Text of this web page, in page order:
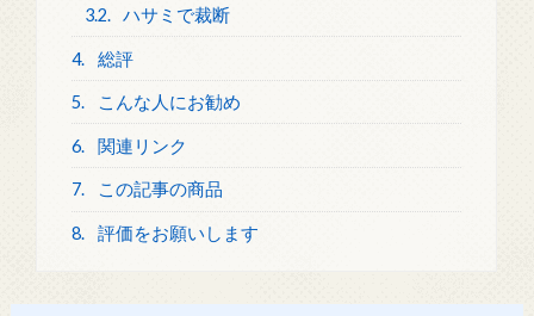
3.2. ハサミで裁断
4. 総評
5. こんな人にお勧め
6. 関連リンク
7. この記事の商品
8. 評価をお願いします